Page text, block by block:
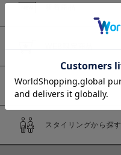
価格
予約商品
スタイリングから探す